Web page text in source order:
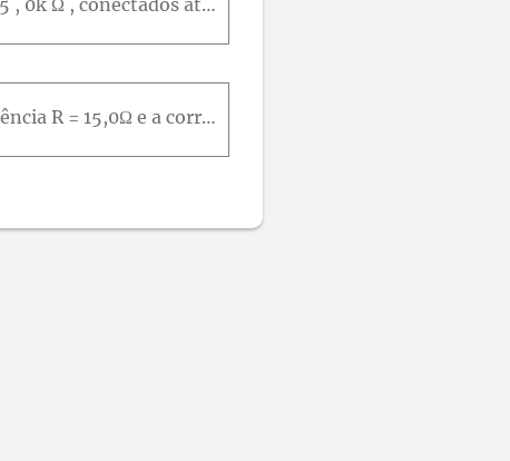
No ohmímetro indicado na Figura 26.17, a bobina do instrumento possui resistência R = 15,0Ω e a corrente que produz uma deflexão completa na sua escala é I f e = 3,60m A . A fonte é uma pilha de lante